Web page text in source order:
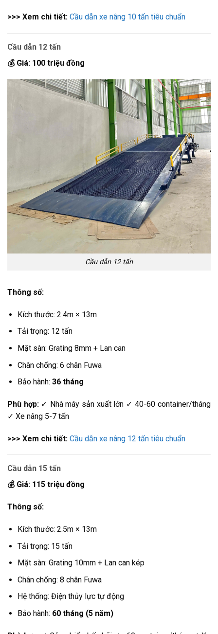
>>> Xem chi tiết: Cầu dẫn xe nâng 10 tấn tiêu chuẩn
Cầu dẫn 12 tấn
💰 Giá: 100 triệu đồng
Cầu dẫn 12 tấn
Thông số:
Kích thước: 2.4m × 13m
Tải trọng: 12 tấn
Mặt sàn: Grating 8mm + Lan can
Chân chống: 6 chân Fuwa
Bảo hành: 36 tháng
Phù hợp:✓ Nhà máy sản xuất lớn ✓ 40-60 container/tháng
✓ Xe nâng 5-7 tấn
>>> Xem chi tiết: Cầu dẫn xe nâng 12 tấn tiêu chuẩn
Cầu dẫn 15 tấn
💰 Giá: 115 triệu đồng
Thông số:
Kích thước: 2.5m × 13m
Tải trọng: 15 tấn
Mặt sàn: Grating 10mm + Lan can kép
Chân chống: 8 chân Fuwa
Hệ thống: Điện thủy lực tự động
Bảo hành: 60 tháng (5 năm)